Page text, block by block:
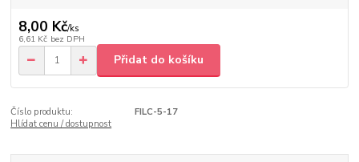
8,00 Kč/ks
6,61 Kč bez DPH
Přidat do košíku
Číslo produktu:
FILC-5-17
Hlídat cenu / dostupnost